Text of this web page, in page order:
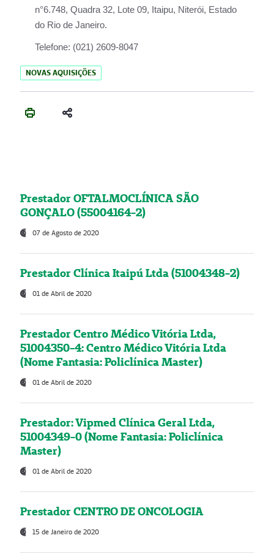
n°6.748, Quadra 32, Lote 09, Itaipu, Niterói, Estado
do Rio de Janeiro.
Telefone: (021) 2609-8047
NOVAS AQUISIÇÕES
Prestador OFTALMOCLÍNICA SÃO
GONÇALO (55004164-2)
07 de Agosto de 2020
Prestador Clínica Itaipú Ltda (51004348-2)
01 de Abril de 2020
Prestador Centro Médico Vitória Ltda,
51004350-4: Centro Médico Vitória Ltda
(Nome Fantasia: Policlínica Master)
01 de Abril de 2020
Prestador: Vipmed Clínica Geral Ltda,
51004349-0 (Nome Fantasia: Policlínica
Master)
01 de Abril de 2020
Prestador CENTRO DE ONCOLOGIA
15 de Janeiro de 2020